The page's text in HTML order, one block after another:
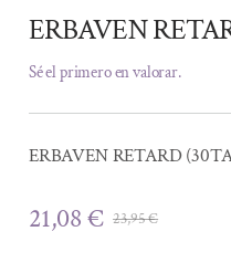
ERBAVEN
Sé el primero en valorar.
ERBAVEN RETARD
23,95€El
21,08€
El